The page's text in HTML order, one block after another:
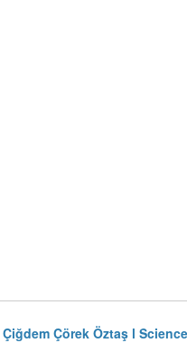
Çörek Öztaş l